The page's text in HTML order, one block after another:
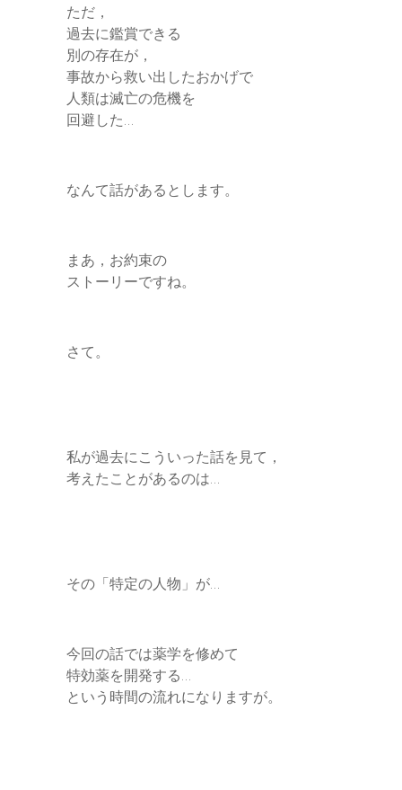
ただ，
過去に鑑賞できる
別の存在が，
事故から救い出したおかげで
人類は滅亡の危機を
回避した…
なんて話があるとします。
まあ，お約束の
ストーリーですね。
さて。
私が過去にこういった話を見て，
考えたことがあるのは…
その「特定の人物」が…
今回の話では薬学を修めて
特効薬を開発する…
という時間の流れになりますが。